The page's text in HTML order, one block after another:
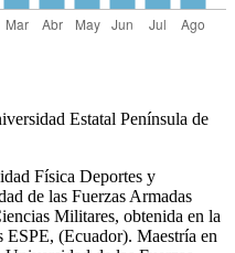
Estatal Península de
Física Deportes y
de las Fuerzas Armadas
Militares, obtenida en la
ESPE, (Ecuador). Maestría en